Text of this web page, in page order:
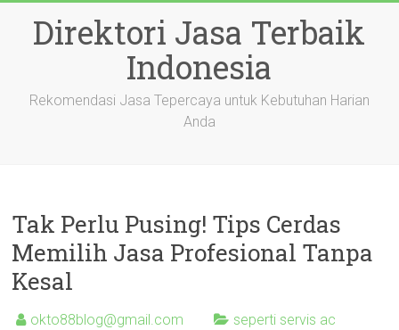
contentDirektori Jasa Terbaik
Indonesia
Rekomendasi Jasa Tepercaya untuk Kebutuhan Harian
Anda
Tak Perlu Pusing! Tips Cerdas
Memilih Jasa Profesional Tanpa
Kesal
okto88blog@gmail.com seperti servis ac